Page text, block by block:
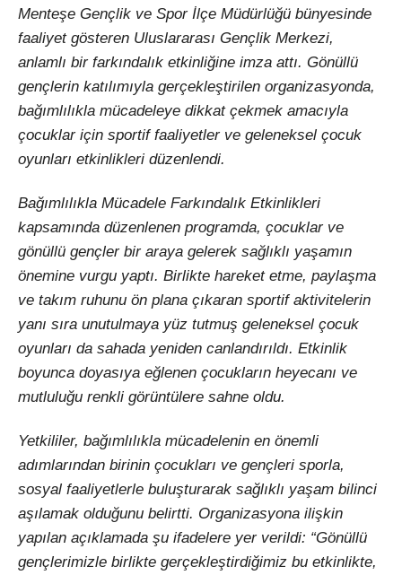
Menteşe Gençlik ve Spor İlçe Müdürlüğü bünyesinde
faaliyet gösteren Uluslararası Gençlik Merkezi,
anlamlı bir farkındalık etkinliğine imza attı. Gönüllü
gençlerin katılımıyla gerçekleştirilen organizasyonda,
bağımlılıkla mücadeleye dikkat çekmek amacıyla
çocuklar için sportif faaliyetler ve geleneksel çocuk
oyunları etkinlikleri düzenlendi.
Bağımlılıkla Mücadele Farkındalık Etkinlikleri
kapsamında düzenlenen programda, çocuklar ve
gönüllü gençler bir araya gelerek sağlıklı yaşamın
önemine vurgu yaptı. Birlikte hareket etme, paylaşma
ve takım ruhunu ön plana çıkaran sportif aktivitelerin
yanı sıra unutulmaya yüz tutmuş geleneksel çocuk
oyunları da sahada yeniden canlandırıldı. Etkinlik
boyunca doyasıya eğlenen çocukların heyecanı ve
mutluluğu renkli görüntülere sahne oldu.
Yetkililer, bağımlılıkla mücadelenin en önemli
adımlarından birinin çocukları ve gençleri sporla,
sosyal faaliyetlerle buluşturarak sağlıklı yaşam bilinci
aşılamak olduğunu belirtti. Organizasyona ilişkin
yapılan açıklamada şu ifadelere yer verildi: “Gönüllü
gençlerimizle birlikte gerçekleştirdiğimiz bu etkinlikte,